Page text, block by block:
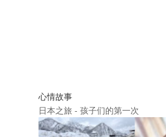
心情故事
日本之旅 - 孩子们的第一次